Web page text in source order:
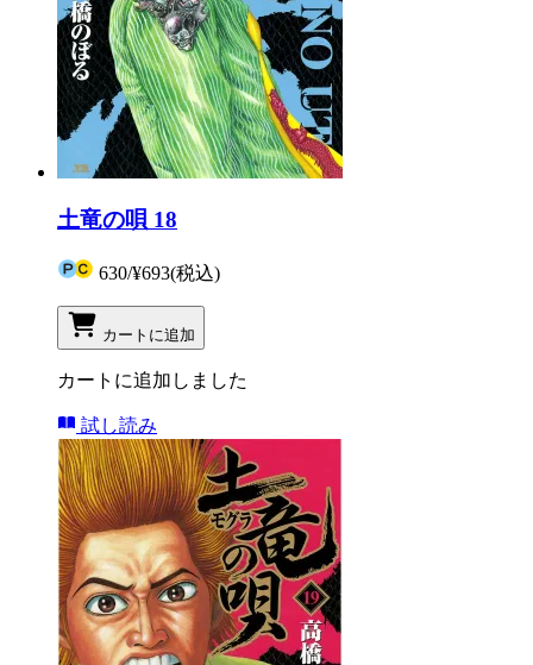
土竜の唄 18
630/¥693(税込)
カートに追加
カートに追加しました
試し読み